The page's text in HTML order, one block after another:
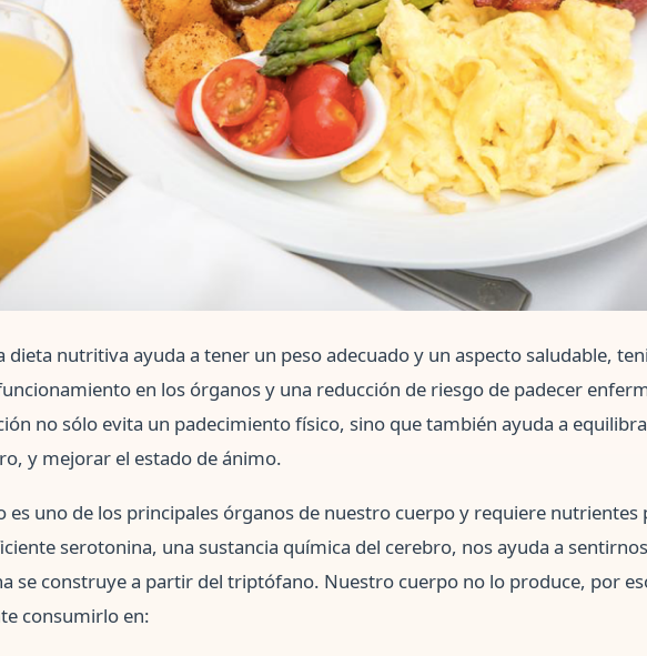
dieta nutritiva ayuda a tener un peso adecuado y un aspecto saludable,
en los órganos y una reducción de riesgo de padecer
no sólo evita un padecimiento físico, sino que también ayuda a
y mejorar el estado de ánimo.
es uno de los principales órganos de nuestro cuerpo y requiere nutrientes
serotonina, una sustancia química del cerebro, nos ayuda a
se construye a partir del triptófano. Nuestro cuerpo no lo produce, por
consumirlo en: